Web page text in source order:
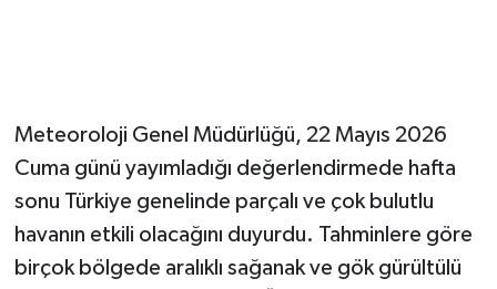
Meteoroloji Genel Müdürlüğü, 22 Mayıs 2026
Cuma günü yayımladığı değerlendirmede hafta
sonu Türkiye genelinde parçalı ve çok bulutlu
havanın etkili olacağını duyurdu. Tahminlere göre
birçok bölgede aralıklı sağanak ve gök gürültülü